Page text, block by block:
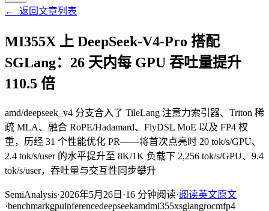
← 返回文章列表
MI355X 上 DeepSeek-V4-Pro 搭配
SGLang：26 天内每 GPU 吞吐量提升
110.5 倍
amd/deepseek_v4 分支合入了 TileLang 注意力索引器、Triton 稀
疏 MLA、融合 RoPE/Hadamard、FlyDSL MoE 以及 FP4 权
重，历经 31 个性能优化 PR——将首次点亮时 20 tok/s/GPU、
2.4 tok/s/user 的水平提升至 8K/1K 负载下 2,256 tok/s/GPU、9.4
tok/s/user，吞吐量与交互性同步攀升
SemiAnalysis·2026年5月26日 ·16 分钟阅读·阅读英文原文
·benchmarkgpuinferencedeepseekamdmi355xsglangrocmfp4